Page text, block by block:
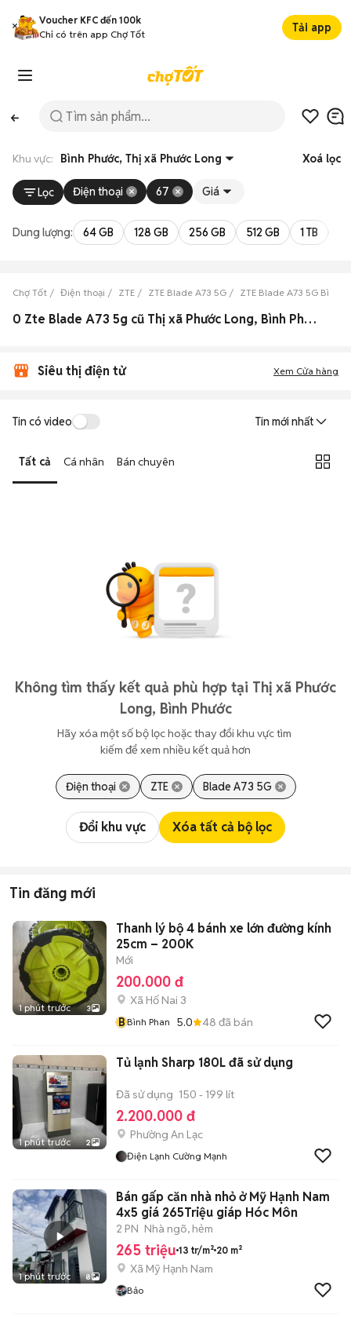
Voucher KFC đến 100k
Chỉ có trên app Chợ Tốt
Tải app
Khu vực: Bình Phước, Thị xã Phước Long Xoá lọc
Lọc Điện thoại 67 Giá
Dung lượng: 64 GB 128 GB 256 GB 512 GB 1 TB
Chợ Tốt Điện thoại ZTE ZTE Blade A73 5G ZTE Blade A73 5G Bình
0 Zte Blade A73 5g cũ Thị xã Phước Long, Bình Phước đẹp
Siêu thị điện tử Xem Cửa hàng
Tin có video Tin mới nhất
Tất cả Cá nhân Bán chuyên
Không tìm thấy kết quả phù hợp tại Thị xã Phước
Long, Bình Phước
Hãy xóa một số bộ lọc hoặc thay đổi khu vực tìm
kiếm để xem nhiều kết quả hơn
Điện thoại ZTE Blade A73 5G
Đổi khu vực Xóa tất cả bộ lọc
Tin đăng mới
1 phút trước 3
Thanh lý bộ 4 bánh xe lớn đường kính
25cm – 200K
Mới
200.000 đ
Xã Hố Nai 3
BBình Phan 5.0 48 đã bán
1 phút trước 2
Tủ lạnh Sharp 180L đã sử dụng
Đã sử dụng 150 - 199 lít
2.200.000 đ
Phường An Lạc
Điện Lạnh Cường Mạnh
1 phút trước 8
Bán gấp căn nhà nhỏ ở Mỹ Hạnh Nam
4x5 giá 265Triệu giáp Hóc Môn
2 PN Nhà ngõ, hẻm
265 triệu 13 tr/m² 20 m²
Xã Mỹ Hạnh Nam
Bảo